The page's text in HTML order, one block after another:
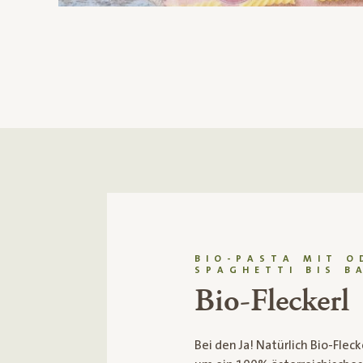
BIO-PASTA MIT
SPAGHETTI BIS
Bio-Fleckerl
Bei den Ja! Natürlich Bio-Fleckerl handelt es sich